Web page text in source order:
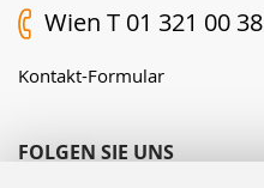
Wien T 01 321 00 38
Kontakt-Formular
FOLGEN SIE UNS